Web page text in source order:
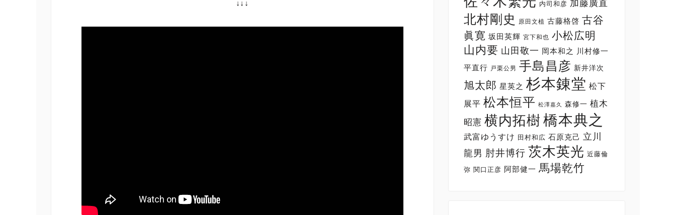
↓↓↓
内司和彦 加藤廣直
北村剛史 原田文植 古藤格啓 古谷
眞寛 坂田英輝 宮下和也 小松広明
山内要 山田敬一 岡本和之 川村修一
平直行 戸栗公男 手島昌彦 新井洋次
旭太郎 星英之 杉本錬堂 松下
展平 松本恒平 松澤嘉久 森修一 植木
昭憲 横内拓樹 橋本典之
武富ゆうすけ 田村和広 石原克己 立川
龍男 肘井博行 茨木英光 近藤倫
弥 関口正彦 阿部健一 馬場乾竹